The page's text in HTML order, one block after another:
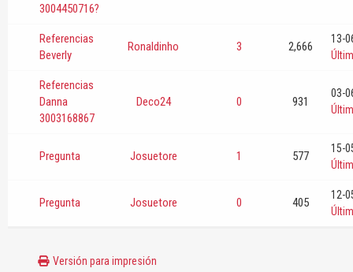
3004450716?
Referencias
Beverly
Ronaldinho 3 2,666
13-
Referencias
Danna
3003168867
Deco24 0 931
03-
Pregunta Josuetore 1 577
15-
Pregunta Josuetore 0 405
12-
Versión para impresión